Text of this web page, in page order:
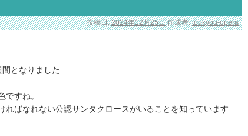
投稿日: 2024年12月25日 作成者: toukyou-opera
となりました
すね。
ればなれない公認サンタクロースがいることを知っています